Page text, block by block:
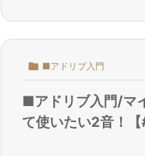
 ■アドリブ入門
■アドリブ入門/マ
て使いたい2音！【